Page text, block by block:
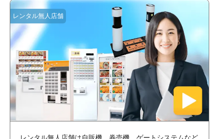
レンタル無人店舗